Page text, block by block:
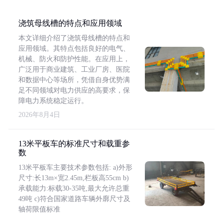
浇筑母线槽的特点和应用领域
本文详细介绍了浇筑母线槽的特点和
应用领域。其特点包括良好的电气、
机械、防火和防护性能。在应用上，
广泛用于商业建筑、工业厂房、医院
和数据中心等场所，凭借自身优势满
足不同领域对电力供应的高要求，保
障电力系统稳定运行。
2026年8月4日
13米平板车的标准尺寸和载重参
数
13米平板车主要技术参数包括: a)外形
尺寸:长13m×宽2.45m,栏板高55cm b)
承载能力:标载30-35吨,最大允许总重
49吨 c)符合国家道路车辆外廓尺寸及
轴荷限值标准